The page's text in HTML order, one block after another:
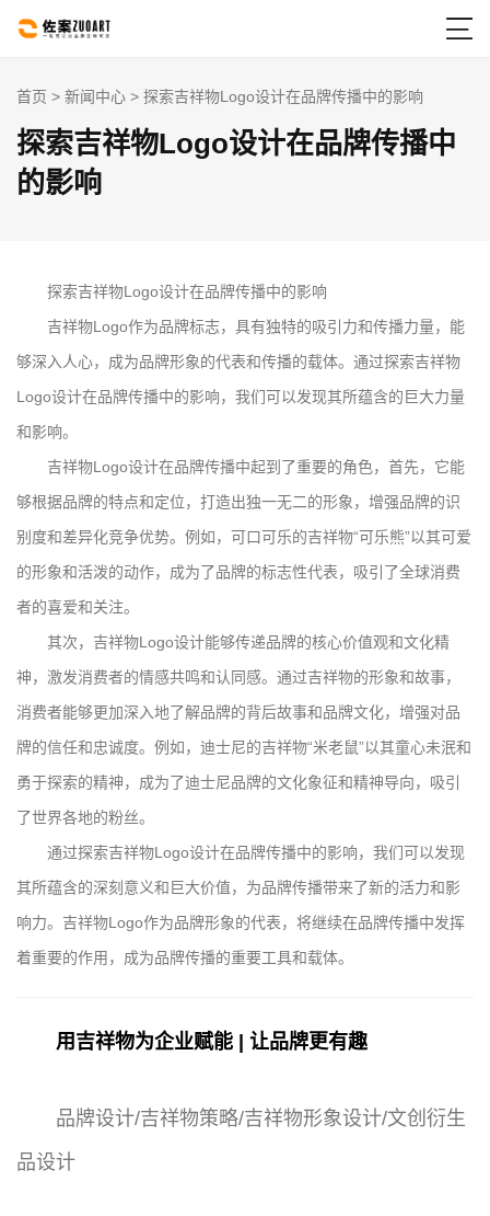

首页 > 新闻中心 > 探索吉祥物Logo设计在品牌传播中的影响
探索吉祥物Logo设计在品牌传播中
的影响
探索吉祥物Logo设计在品牌传播中的影响
吉祥物Logo作为品牌标志，具有独特的吸引力和传播力量，能
够深入人心，成为品牌形象的代表和传播的载体。通过探索吉祥物
Logo设计在品牌传播中的影响，我们可以发现其所蕴含的巨大力量
和影响。
吉祥物Logo设计在品牌传播中起到了重要的角色，首先，它能
够根据品牌的特点和定位，打造出独一无二的形象，增强品牌的识
别度和差异化竞争优势。例如，可口可乐的吉祥物“可乐熊”以其可爱
的形象和活泼的动作，成为了品牌的标志性代表，吸引了全球消费
者的喜爱和关注。
其次，吉祥物Logo设计能够传递品牌的核心价值观和文化精
神，激发消费者的情感共鸣和认同感。通过吉祥物的形象和故事，
消费者能够更加深入地了解品牌的背后故事和品牌文化，增强对品
牌的信任和忠诚度。例如，迪士尼的吉祥物“米老鼠”以其童心未泯和
勇于探索的精神，成为了迪士尼品牌的文化象征和精神导向，吸引
了世界各地的粉丝。
通过探索吉祥物Logo设计在品牌传播中的影响，我们可以发现
其所蕴含的深刻意义和巨大价值，为品牌传播带来了新的活力和影
响力。吉祥物Logo作为品牌形象的代表，将继续在品牌传播中发挥
着重要的作用，成为品牌传播的重要工具和载体。
用吉祥物为企业赋能 | 让品牌更有趣
品牌设计/吉祥物策略/吉祥物形象设计/文创衍生
品设计